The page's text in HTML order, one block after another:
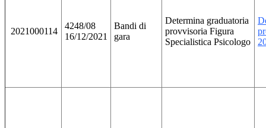
2021000114
4248/08
16/12/2021
Bandi di
gara
Determina graduatoria
provvisoria Figura
Specialistica Psicologo